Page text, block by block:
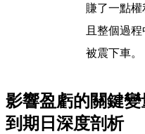
賺了一點權
且整個過
被震下車。
影響盈虧的關鍵
到期日深度剖析